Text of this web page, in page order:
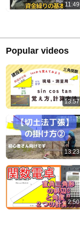
11:49
Popular videos
13:57
13:23
2:50